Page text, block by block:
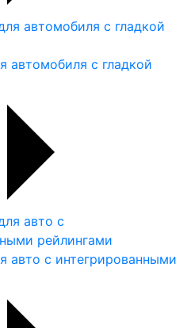
автомобиля с гладкой
авто с интегрированными